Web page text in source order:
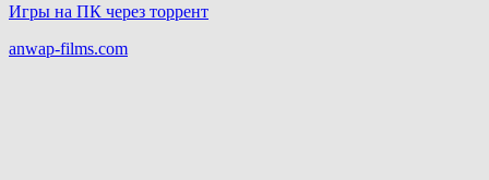
Игры на ПК через торрент
anwap-films.com